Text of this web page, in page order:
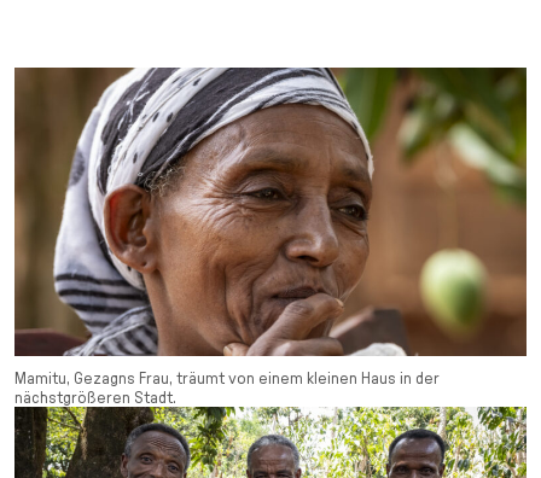
Mamitu, Gezagns Frau, träumt von einem kleinen Haus in der
nächstgrößeren Stadt.